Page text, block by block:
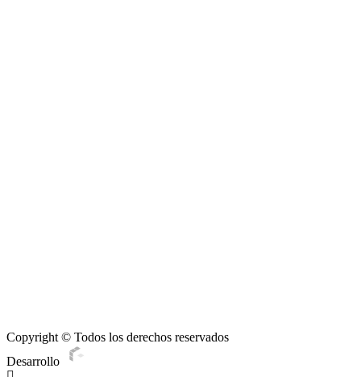
Copyright © Todos los derechos reservados
Desarrollo